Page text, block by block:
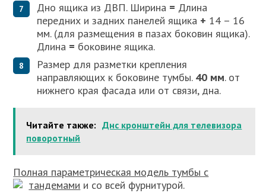
Дно ящика из ДВП. Ширина = Длина
передних и задних панелей ящика + 14 – 16
мм. (для размещения в пазах боковин ящика).
Длина = боковине ящика.
Размер для разметки крепления
направляющих к боковине тумбы. 40 мм. от
нижнего края фасада или от связи, дна.
Читайте также: Днс кронштейн для телевизора
поворотный
Полная параметрическая модель тумбы с
тандемами и со всей фурнитурой.